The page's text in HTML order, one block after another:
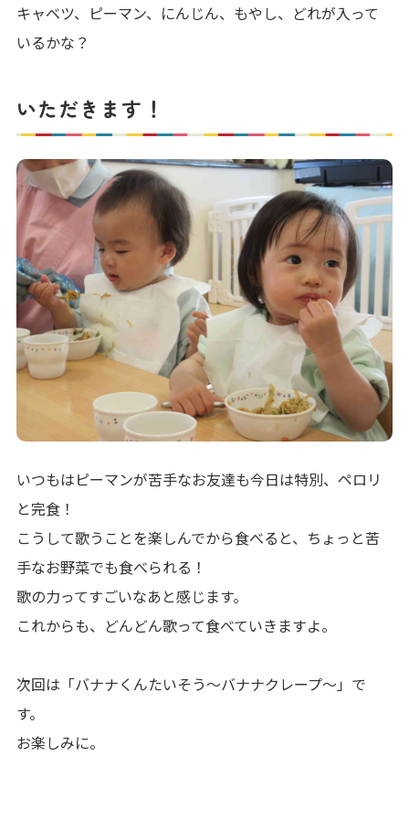
キャベツ、ピーマン、にんじん、もやし、どれが入って
いるかな？
いただきます！
いつもはピーマンが苦手なお友達も今日は特別、ペロリ
と完食！
こうして歌うことを楽しんでから食べると、ちょっと苦
手なお野菜でも食べられる！
歌の力ってすごいなあと感じます。
これからも、どんどん歌って食べていきますよ。
次回は「バナナくんたいそう〜バナナクレープ〜」で
す。
お楽しみに。